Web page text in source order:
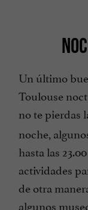
Un último
Toulouse
no te pierdas
noche,
hasta las
actividades
de otra
algunos